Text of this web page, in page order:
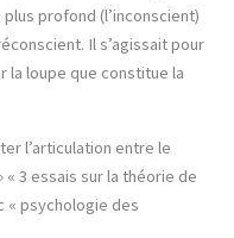
profond (l’inconscient)
Il s’agissait pour
la loupe que constitue la
l’articulation entre le
3 essais sur la théorie de
« psychologie des